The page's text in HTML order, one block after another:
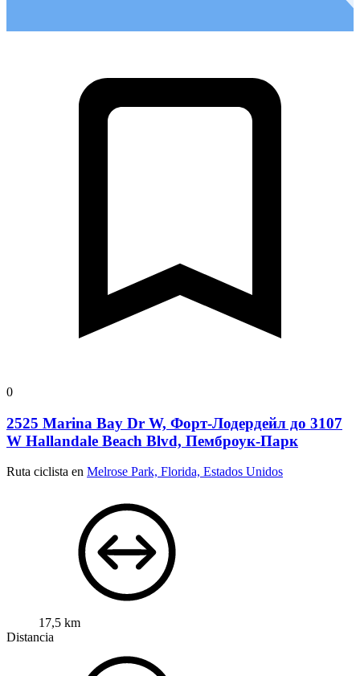
0
2525 Marina Bay Dr W, Форт-Лодердейл до 3107
W Hallandale Beach Blvd, Пемброук-Парк
Ruta ciclista en Melrose Park, Florida, Estados Unidos
17,5 km
Distancia